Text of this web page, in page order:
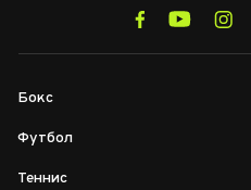
Бокс
Футбол
Теннис